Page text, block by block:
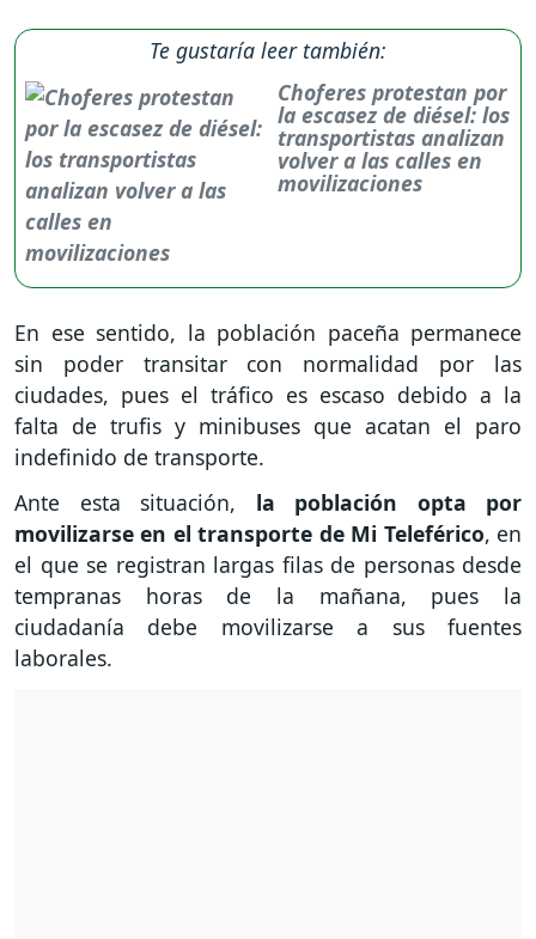
Te gustaría leer también:
Choferes protestan por
la escasez de diésel: los
transportistas analizan
volver a las calles en
movilizaciones
En ese sentido, la población paceña permanece
sin poder transitar con normalidad por las
ciudades, pues el tráfico es escaso debido a la
falta de trufis y minibuses que acatan el paro
indefinido de transporte.
Ante esta situación, la población opta por
movilizarse en el transporte de Mi Teleférico, en
el que se registran largas filas de personas desde
tempranas horas de la mañana, pues la
ciudadanía debe movilizarse a sus fuentes
laborales.